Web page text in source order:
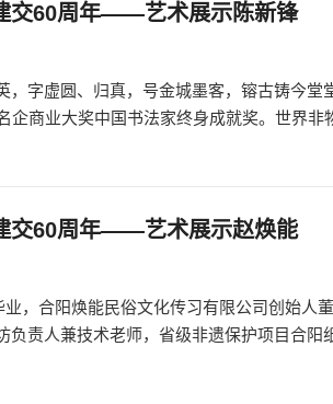
交60周年——艺术展示陈新锋
字虚圆、归真，号金城墨客，镕古铸今堂
企商业大奖中国书法家终身成就奖。世界非
交60周年——艺术展示赵焕能
，合阳焕能民俗文化传习有限公司创始人
责人兼技术老师，省级非遗保护项目合阳